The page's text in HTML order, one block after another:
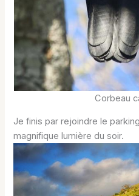
Corbeau
Je finis par rejoindre le
magnifique lumière du soir.